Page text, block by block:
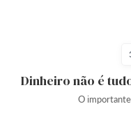
Dinheiro não é
O